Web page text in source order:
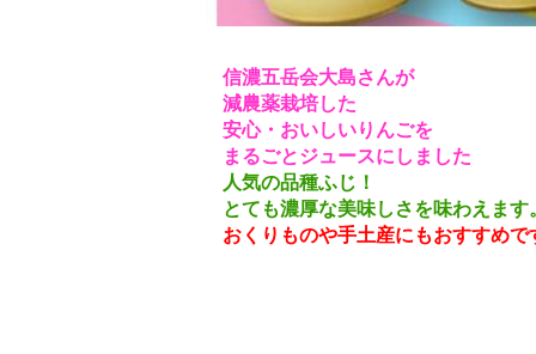
信濃五岳会大島さんが
減農薬栽培した
安心・おいしいりんごを
まるごとジュースにしました
人気の品種ふじ！
とても濃厚な美味しさを味わえます
おくりものや手土産にもおすすめで